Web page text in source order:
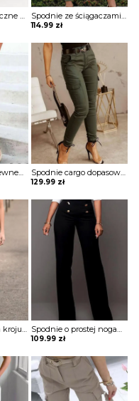
Spodnie asymetryczne wiązane w pasie Spodnie ze ściągaczami z elastycznym pasem
114.99 zł
Spodnie z przewiewnego materiału ze ściągaczami Spodnie cargo dopasowane
129.99 zł
Spodnie o luźnym kroju wiązane w pasie Spodnie o prostej nogawce z ozdobnymi guzikami
109.99 zł